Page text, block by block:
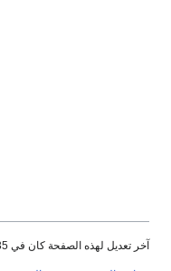
آخر تعديل لهذه الصفحة كان في 14:35, 20 مارس 2021.